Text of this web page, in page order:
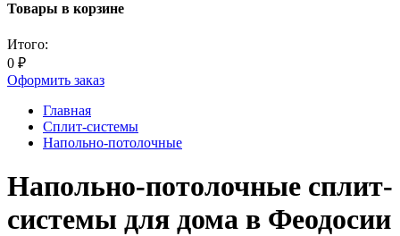
Товары в корзине
Итого:
0 ₽
Оформить заказ
Главная
Сплит-системы
Напольно-потолочные
Напольно-потолочные сплит-
системы для дома в Феодосии